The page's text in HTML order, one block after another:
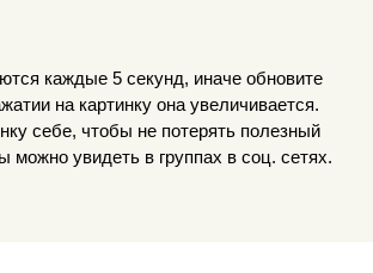
каждые 5 секунд, иначе обновите
на картинку она увеличивается.
себе, чтобы не потерять полезный
можно увидеть в группах в соц. сетях.